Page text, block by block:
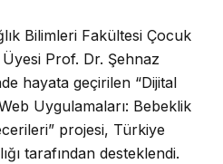
Bilimleri Fakültesi Çocuk
Prof. Dr. Şehnaz
hayata geçirilen “Dijital
Uygulamaları: Bebeklik
projesi, Türkiye
tarafından desteklendi.